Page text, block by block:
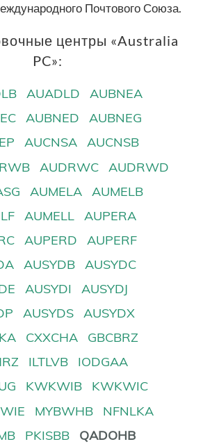
Почтового Союза.
центры «Australia
PC»:
AUADLD
AUBNEA
AUBNED
AUBNEG
AUCNSA
AUCNSB
AUDRWC
AUDRWD
AUMELA
AUMELB
AUMELL
AUPERA
AUPERD
AUPERF
AUSYDB
AUSYDC
AUSYDI
AUSYDJ
AUSYDS
AUSYDX
CXXCHA
GBCBRZ
ILTLVB
IODGAA
KWKWIB
KWKWIC
MYBWHB
NFNLKA
PKISBB
QADOHB